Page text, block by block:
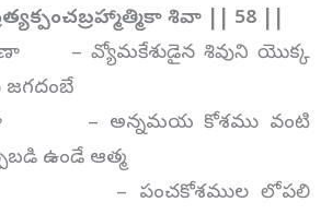
శివా || 58 ||
– వ్యోమకేశుడైన శివుని యొక్క
జగదంబే
– అన్నమయ కోశము వంటి
ఉండే ఆత్మ
– పంచకోశముల లోపలి